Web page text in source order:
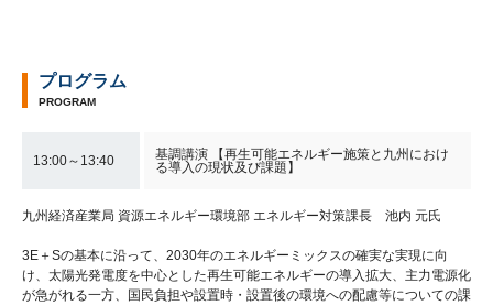
プログラム
PROGRAM
13:00～13:40
基調講演 【再生可能エネルギー施策と九州におけ
る導入の現状及び課題】
九州経済産業局 資源エネルギー環境部 エネルギー対策課長 池内 元氏
3E＋Sの基本に沿って、2030年のエネルギーミックスの確実な実現に向
け、太陽光発電度を中心とした再生可能エネルギーの導入拡大、主力電源化
が急がれる一方、国民負担や設置時・設置後の環境への配慮等についての課